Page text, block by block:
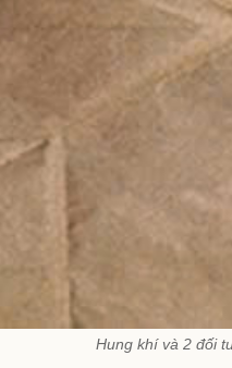
Hung khí và 2 đối